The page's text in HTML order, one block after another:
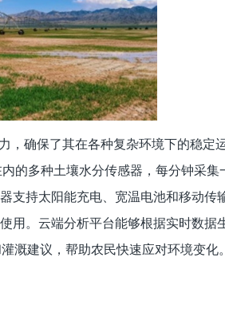
，确保了其在各种复杂环境下的稳定
的多种土壤水分传感器，每分钟采集
支持太阳能充电、宽温电池和移动传
用。云端分析平台能够根据实时数据
溉建议，帮助农民快速应对环境变化。